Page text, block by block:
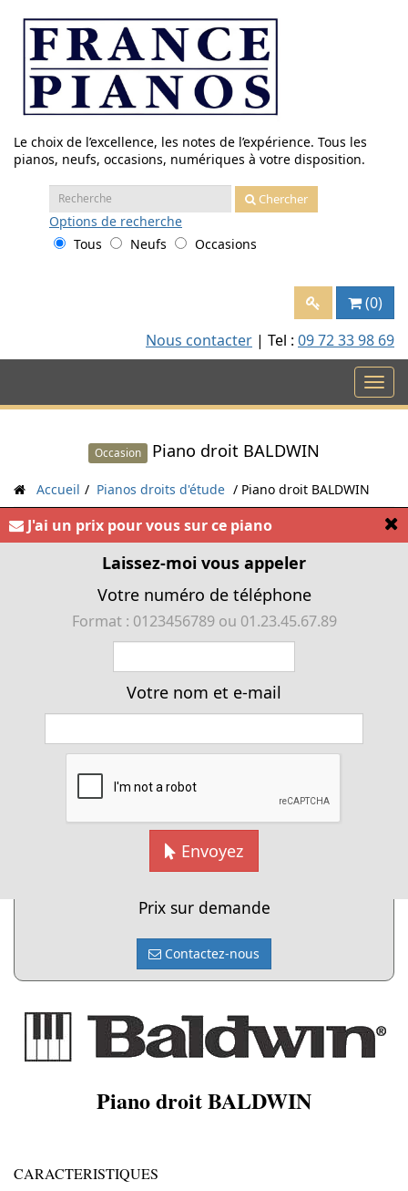
contenu
Le choix de l’excellence, les notes de l’expérience. Tous les
pianos, neufs, occasions, numériques à votre disposition.
Recherche
:
Chercher
Options de recherche
Tous
Neufs Occasions
(0)
Nous contacter | Tel : 09 72 33 98 69
Occasion Piano droit BALDWIN
Accueil Pianos droits d'étude Piano droit BALDWIN
« Piano droit BALDWIN »
Cliquer pour agrandir
Prix sur demande
Contactez-nous
Piano droit BALDWIN
CARACTERISTIQUES
J'ai un prix pour vous sur ce piano
Laissez-moi vous appeler
Votre numéro de téléphone
Format : 0123456789 ou 01.23.45.67.89
Votre nom et e-mail
Envoyez